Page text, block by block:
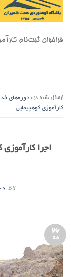
فراخوان ثبت‌نام کارآموزی
ارسال شده در : دوره‌های
کارآموزی کوهپیمایی
BY
26
مه